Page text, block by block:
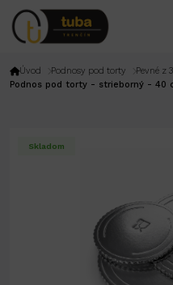
Úvod Podnosy pod torty Pevné z
Podnos pod torty - strieborný - 40
Skladom